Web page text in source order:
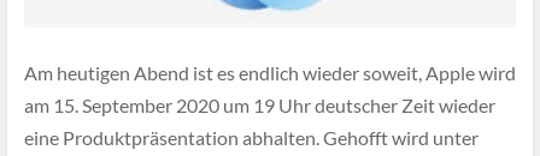
Am heutigen Abend ist es endlich wieder soweit, Apple wird
am 15. September 2020 um 19 Uhr deutscher Zeit wieder
eine Produktpräsentation abhalten. Gehofft wird unter